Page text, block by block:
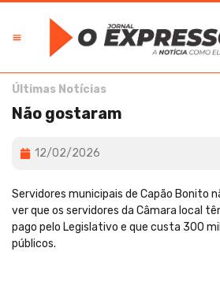
Últimas Notícias
Não gostaram
12/02/2026
Servidores municipais de Capão Bonito
ver que os servidores da Câmara local
pago pelo Legislativo e que custa 300
públicos.